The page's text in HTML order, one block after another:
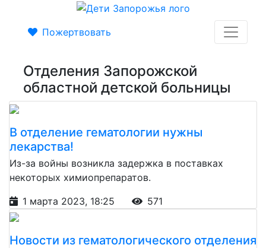
Пожертвовать
Отделения Запорожской
областной детской больницы
В отделение гематологии нужны
лекарства!
Из-за войны возникла задержка в поставках
некоторых химиопрепаратов.
1 марта 2023, 18:25
571
Новости из гематологического отделения